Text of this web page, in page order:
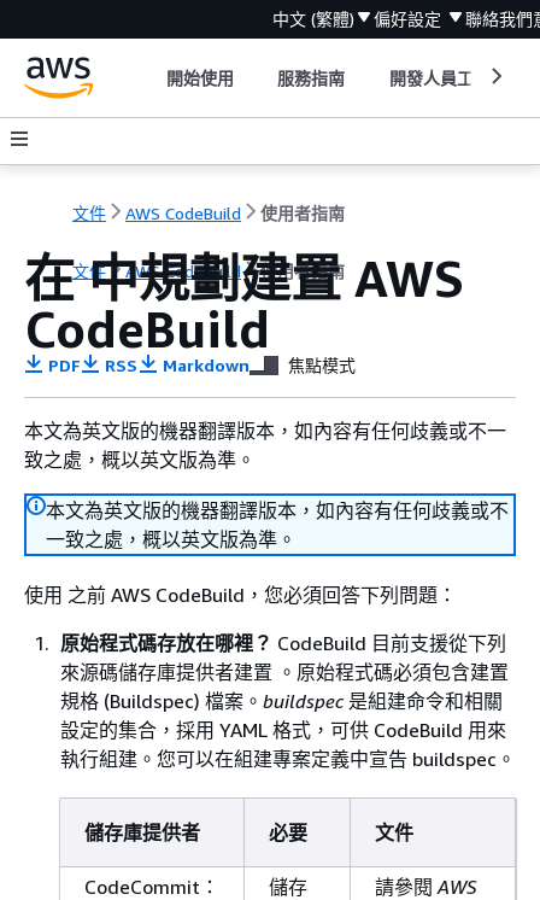
中文 (繁體) 偏好設定 聯絡我們
開始使用 服務指南 開發人員工具
文件 AWS CodeBuild 使用者指南
文件 AWS CodeBuild 使用者指南
在 中規劃建置 AWS
CodeBuild
PDF RSS Markdown 焦點模式
本文為英文版的機器翻譯版本，如內容有任何歧義或不一
致之處，概以英文版為準。
本文為英文版的機器翻譯版本，如內容有任何歧義或不
一致之處，概以英文版為準。
使用 之前 AWS CodeBuild，您必須回答下列問題：
原始程式碼存放在哪裡？ CodeBuild 目前支援從下列
來源碼儲存庫提供者建置 。原始程式碼必須包含建置
規格 (Buildspec) 檔案。 buildspec是組建命令和相關
設定的集合，採用 YAML 格式，可供 CodeBuild 用來
執行組建。您可以在組建專案定義中宣告 buildspec。
儲存庫提供者 必要 文件
CodeCommit：
儲存
請參閱AWS